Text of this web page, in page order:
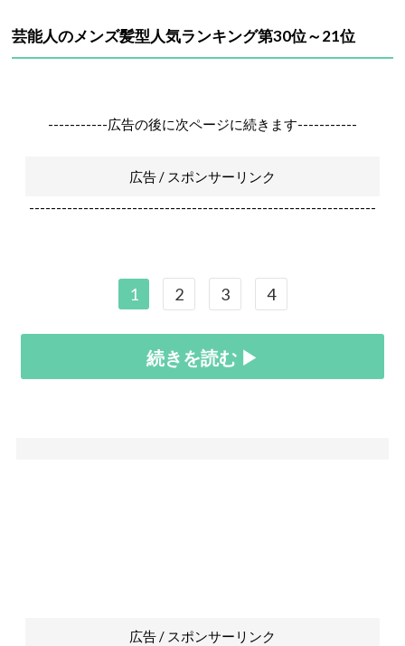
芸能人のメンズ髪型人気ランキング第30位～21位
-----------広告の後に次ページに続きます-----------
広告 / スポンサーリンク
----------------------------------------------------------------
1 2 3 4
続きを読む ▶
広告 / スポンサーリンク